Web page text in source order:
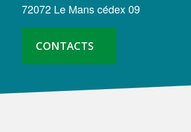
DE
LA
SARTHE
72072 Le Mans cédex 09
CONTACTS